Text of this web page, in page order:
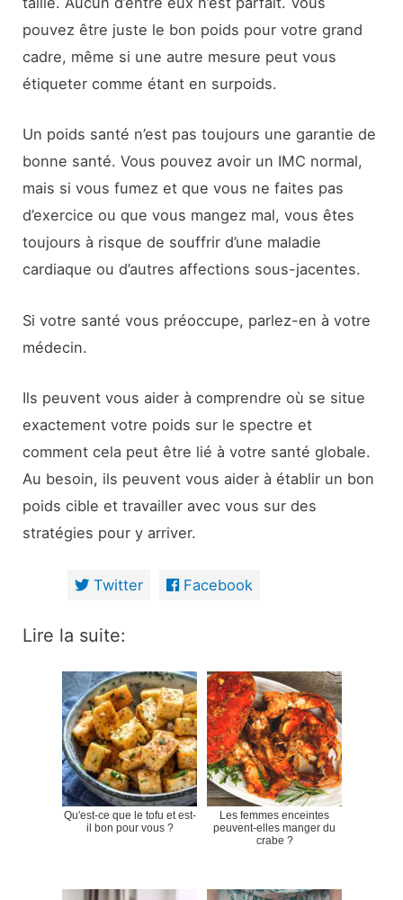
pouvez être juste le bon poids pour votre grand
cadre, même si une autre mesure peut vous
étiqueter comme étant en surpoids.
Un poids santé n’est pas toujours une garantie de
bonne santé. Vous pouvez avoir un IMC normal,
mais si vous fumez et que vous ne faites pas
d’exercice ou que vous mangez mal, vous êtes
toujours à risque de souffrir d’une maladie
cardiaque ou d’autres affections sous-jacentes.
Si votre santé vous préoccupe, parlez-en à votre
médecin.
Ils peuvent vous aider à comprendre où se situe
exactement votre poids sur le spectre et
comment cela peut être lié à votre santé globale.
Au besoin, ils peuvent vous aider à établir un bon
poids cible et travailler avec vous sur des
stratégies pour y arriver.
Twitter Facebook
Lire la suite:
Qu'est-ce que le tofu et est-
il bon pour vous ?
Les femmes enceintes
peuvent-elles manger du
crabe ?